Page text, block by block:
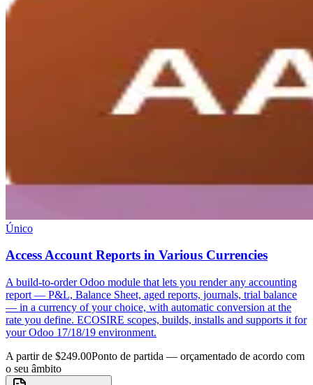
Único
Access Account Reports in Various Currencies
A build-to-order Odoo module that lets you render any accounting
report — P&L, Balance Sheet, aged reports, journals, trial balance
— in a currency of your choice, with automatic conversion at the
rate you define. ECOSIRE scopes, builds, installs and supports it for
your Odoo 17/18/19 environment.
A partir de $249.00Ponto de partida — orçamentado de acordo com
o seu âmbito